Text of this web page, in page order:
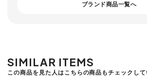
ブランド商品一覧へ
SIMILAR ITEMS
この商品を見た人はこちらの商品もチェックし